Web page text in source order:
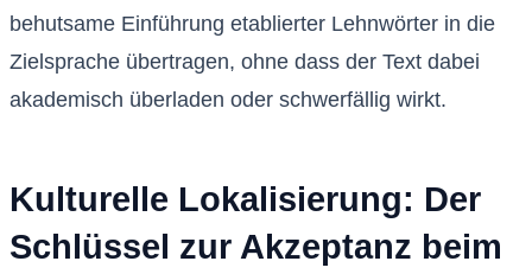
behutsame Einführung etablierter Lehnwörter in die
Zielsprache übertragen, ohne dass der Text dabei
akademisch überladen oder schwerfällig wirkt.
Kulturelle Lokalisierung: Der
Schlüssel zur Akzeptanz beim